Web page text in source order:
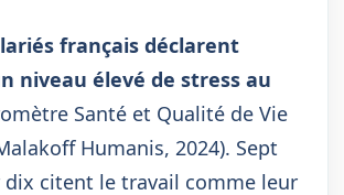
français déclarent
niveau élevé de stress au
Santé et Qualité de Vie
Humanis, 2024). Sept
dix citent le travail comme leur